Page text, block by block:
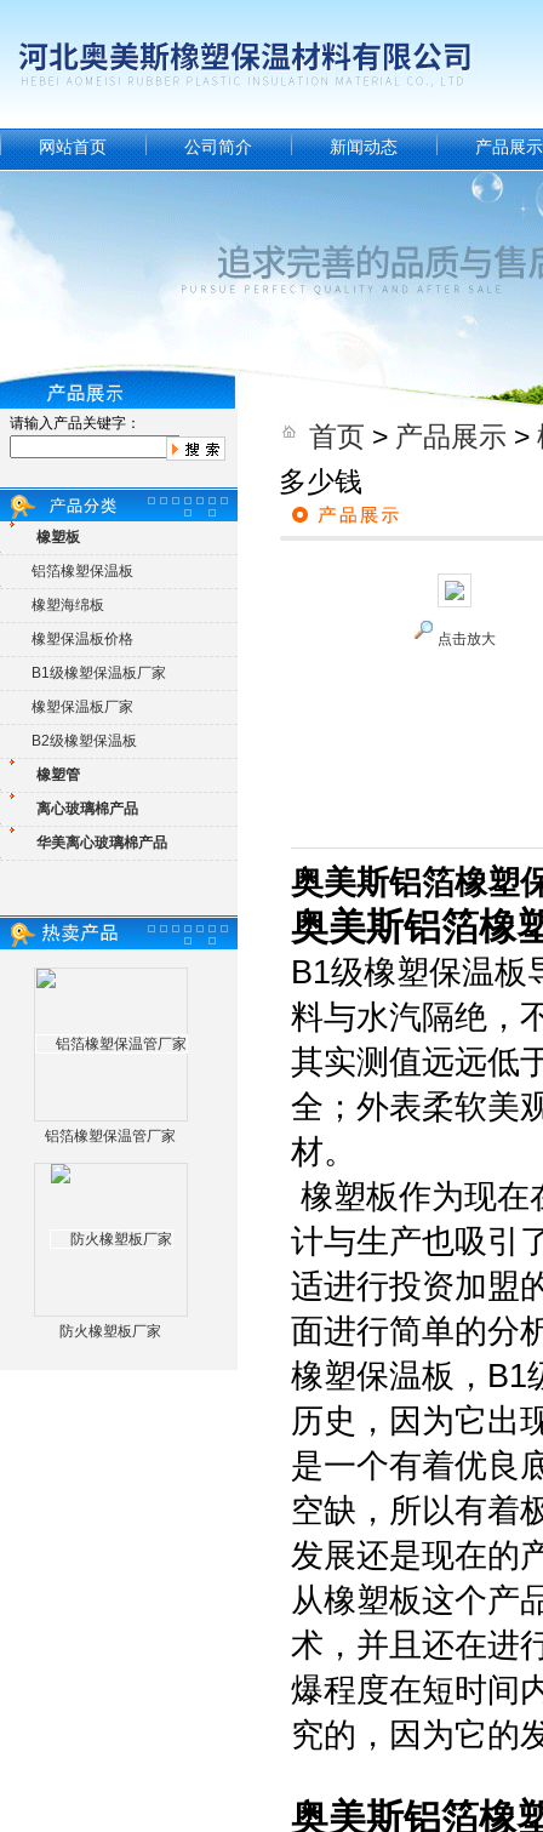
网站首页 公司简介 新闻动态 产品展示
请输入产品关键字：
橡塑板
铝箔橡塑保温板
橡塑海绵板
橡塑保温板价格
B1级橡塑保温板厂家
橡塑保温板厂家
B2级橡塑保温板
橡塑管
离心玻璃棉产品
华美离心玻璃棉产品
铝箔橡塑保温管厂家
防火橡塑板厂家
首页 > 产品展示 >
多少钱
点击放大
奥美斯铝箔橡塑
奥美斯铝箔橡
B1级橡塑保温板
料与水汽隔绝，
其实测值远远低
全；外表柔软美
材。
橡塑板作为现在
计与生产也吸引
适进行投资加盟
面进行简单的分
橡塑保温板，B1
历史，因为它出
是一个有着优良
空缺，所以有着
发展还是现在的
从橡塑板这个产
术，并且还在进
爆程度在短时间
究的，因为它的
奥美斯铝箔橡